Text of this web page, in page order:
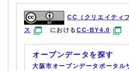
CC（クリエイティ
ス
におけるCC-BY4.0
オープンデータを探す
大阪市オープンデータポータル